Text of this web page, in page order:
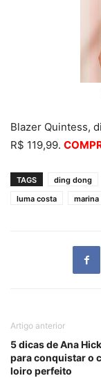
Blazer Quintess,
R$ 119,99.
TAGS ding dong
luma costa
marina
Artigo anterior
5 dicas de Ana
para conquistar o
loiro perfeito